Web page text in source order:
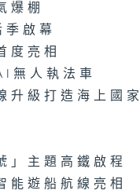
爆棚
啟幕
度亮相
無人執法車
升級打造海上國
」主題高鐵啟程
能遊船航線亮相